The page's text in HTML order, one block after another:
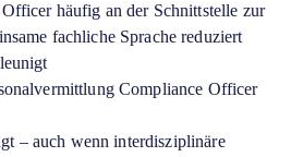
häufig an der Schnittstelle zur
fachliche Sprache reduziert
Compliance Officer
– auch wenn interdisziplinäre